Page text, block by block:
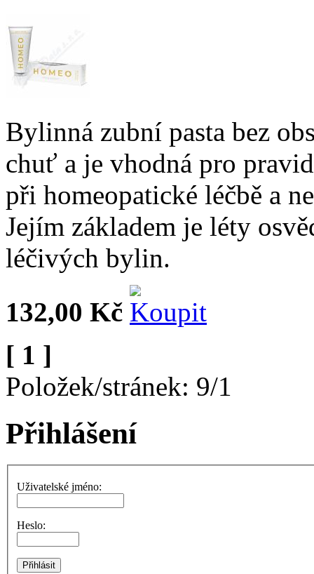
Bylinná zubní pasta bez
chuť a je vhodná pro
při homeopatické léčbě a
Jejím základem je léty
léčivých bylin.
132,00 Kč
[ 1 ]
Položek/stránek: 9/1
Přihlášení
Uživatelské jméno:
Heslo: